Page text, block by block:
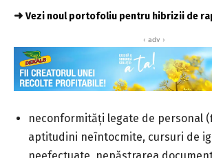
➜ Vezi noul portofoliu pentru hibrizii de
‹ adv ›
neconformităţi legate de personal
aptitudini neîntocmite, cursuri de